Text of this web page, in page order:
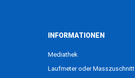
INFORMATIONEN
Mediathek
Laufmeter oder Masszuschnitt